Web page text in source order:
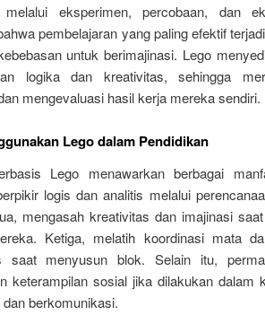
eksperimen, percobaan, dan
pembelajaran yang paling efektif
untuk berimajinasi. Lego
logika dan kreativitas, sehingga
mengevaluasi hasil kerja mereka sendiri.
Lego dalam Pendidikan
Lego menawarkan berbagai
logis dan analitis melalui
mengasah kreativitas dan imajinasi
Ketiga, melatih koordinasi mata
saat menyusun blok. Selain itu,
keterampilan sosial jika dilakukan dalam
berkomunikasi.